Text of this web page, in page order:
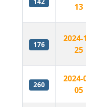
13
2024-
25
176
2024-
05
260